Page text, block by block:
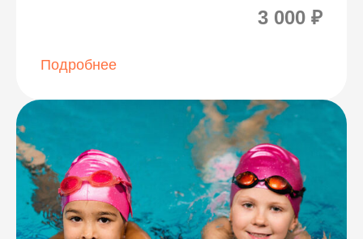
3 000 ₽
Подробнее